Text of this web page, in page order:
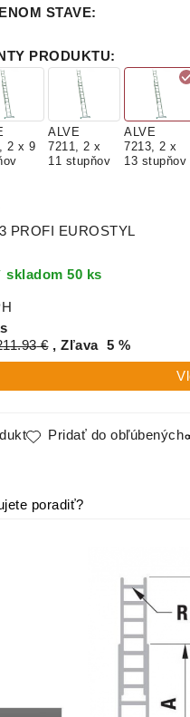
STAVE:
PRODUKTU:
2 x 9
ALVE
7211, 2 x
11 stupňov
ALVE
7213, 2 x
13 stupňov
PROFI EUROSTYL
skladom 50 ks
€ Zľava 5 %
Pridať do obľúbených
poradiť?